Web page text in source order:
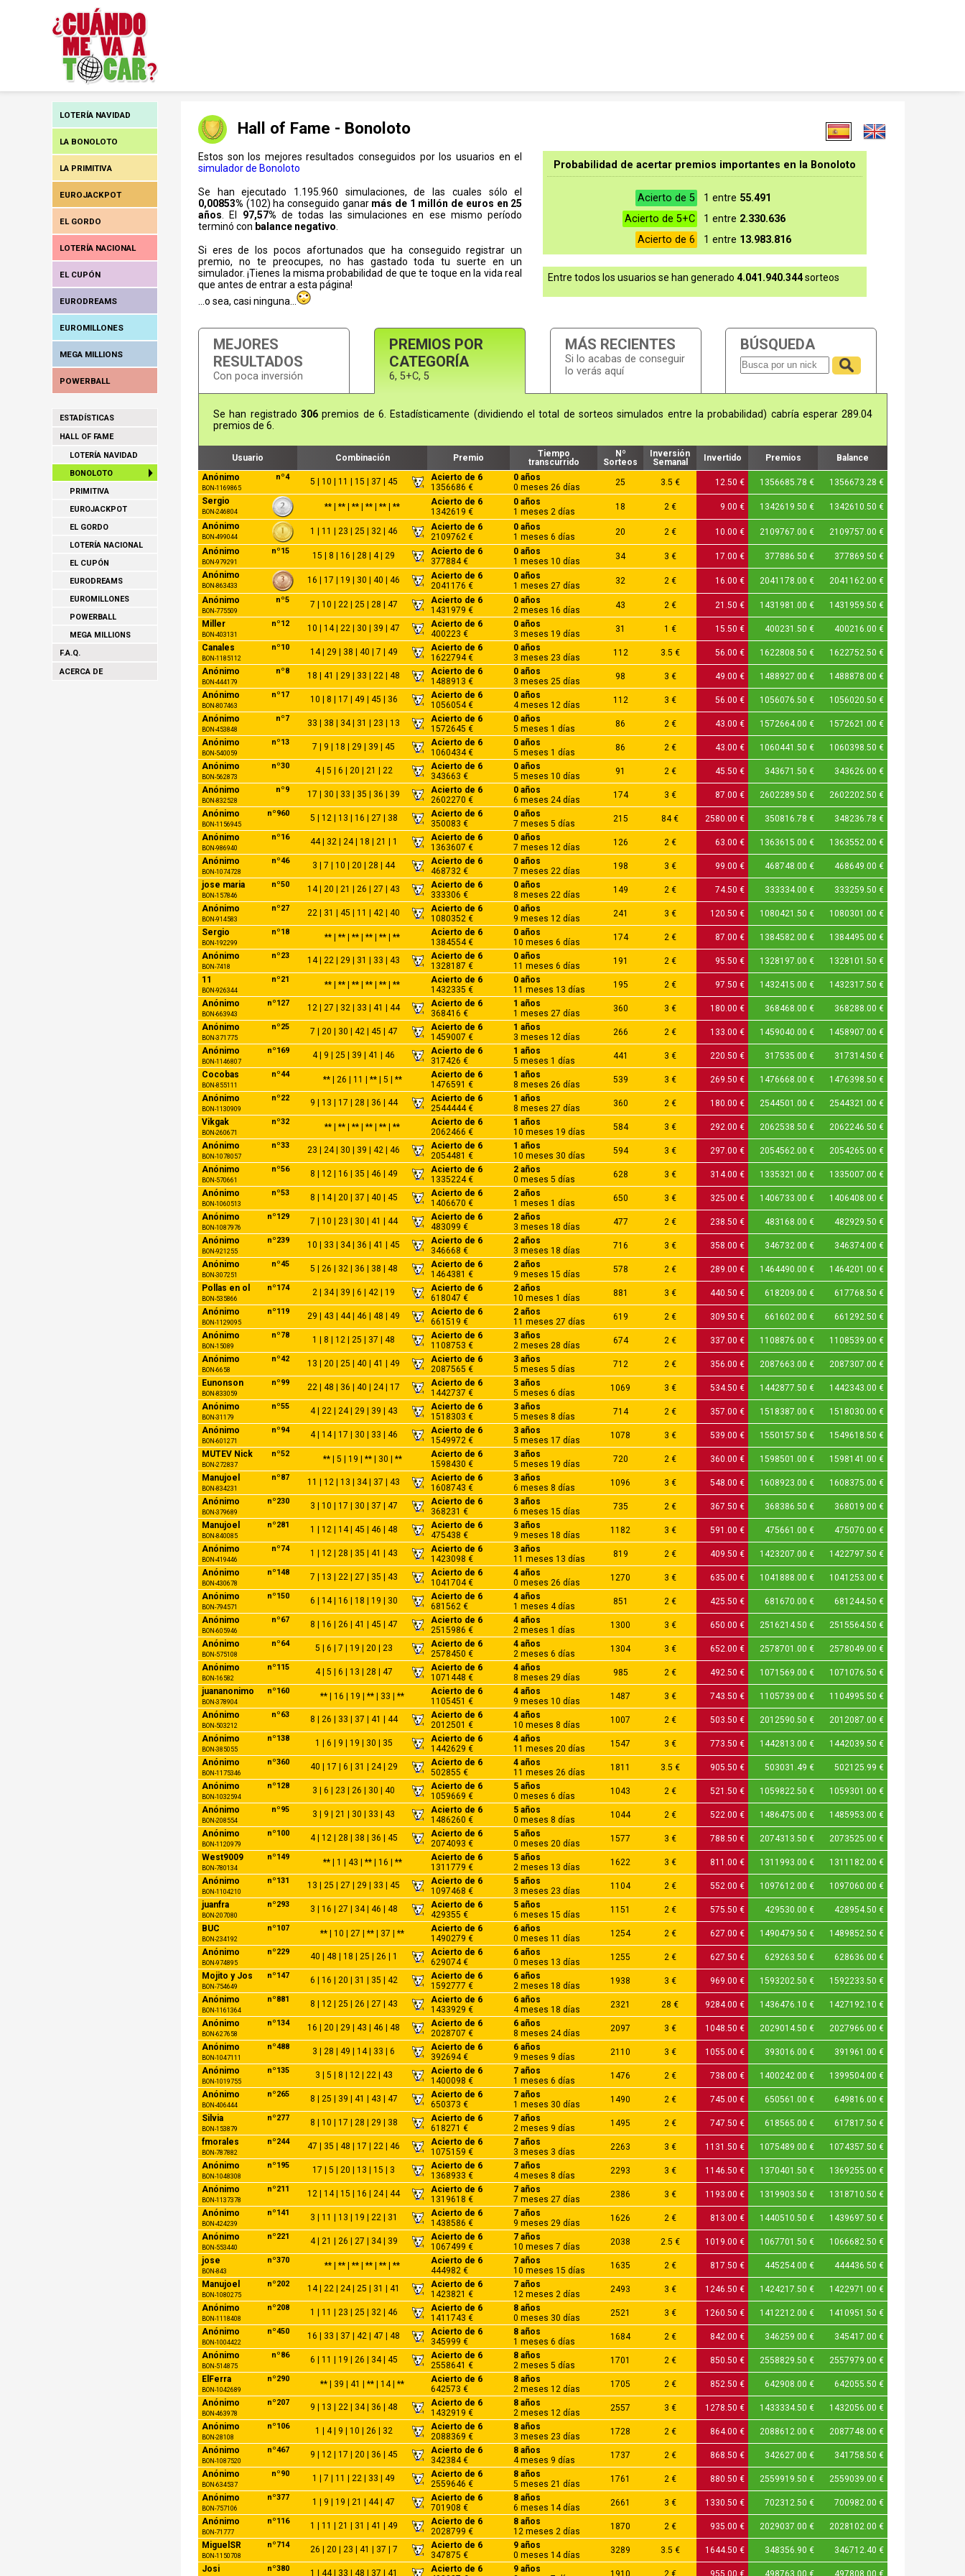
LOTERÍA NAVIDAD
LA BONOLOTO
LA PRIMITIVA
EUROJACKPOT
EL GORDO
LOTERÍA NACIONAL
EL CUPÓN
EURODREAMS
EUROMILLONES
MEGA MILLIONS
POWERBALL
ESTADÍSTICAS
HALL OF FAME
LOTERÍA NAVIDAD
BONOLOTO
PRIMITIVA
EUROJACKPOT
EL GORDO
LOTERÍA NACIONAL
EL CUPÓN
EURODREAMS
EUROMILLONES
POWERBALL
MEGA MILLIONS
F.A.Q.
ACERCA DE
Hall of Fame - Bonoloto
Estos son los mejores resultados conseguidos por los usuarios en el
simulador de Bonoloto
Se han ejecutado 1.195.960 simulaciones, de las cuales sólo el
0,00853% (102) ha conseguido ganar más de 1 millón de euros en 25
años . El 97,57% de todas las simulaciones en ese mismo período
terminó con balance negativo
Si eres de los pocos afortunados que ha conseguido registrar un
premio, no te preocupes, no has gastado toda tu suerte en un
simulador. ¡Tienes la misma probabilidad de que te toque en la vida real
que antes de entrar a esta página!
...o sea, casi ninguna...
Probabilidad de acertar premios importantes en la Bonoloto
Acierto de 5 1 entre 55.491
Acierto de 5+C
1 entre 2.330.636
Acierto de 6
1 entre 13.983.816
Entre todos los usuarios se han generado 4.041.940.344sorteos
MEJORES
RESULTADOS
Con poca inversión
PREMIOS POR
CATEGORÍA
6, 5+C, 5
MÁS RECIENTES
Si lo acabas de conseguir
lo verás aquí
BÚSQUEDA
Se han registrado306 premios de 6. Estadísticamente (dividiendo el total de sorteos simulados entre la probabilidad) cabría esperar 289.04
premios de 6.
Usuario Combinación Premio
Tiempo
transcurrido
Nº
Sorteos
Inversión
Semanal
Invertido Premios Balance
nº4
Anónimo
BON-1169865
5 | 10 | 11 | 15 | 37 | 45
Acierto de 6
1356686 €
0 años
0 meses 26 días
25 3.5 € 12.50 € 1356685.78 €
1356673.28 €
Sergio
BON-246804 ** | ** | ** | ** | ** | **
Acierto de 6
1342619 €
0 años
1 meses 2 días
18 2 € 9.00 € 1342619.50 €
1342610.50 €
Anónimo
BON-499044
1 | 11 | 23 | 25 | 32 | 46
Acierto de 6
2109762 €
0 años
1 meses 6 días
20 2 € 10.00 € 2109767.00 € 2109757.00 €
nº15
Anónimo
BON-979291
15 | 8 | 16 | 28 | 4 | 29
Acierto de 6
377884 €
0 años
1 meses 10 días
34 3 € 17.00 € 377886.50 €
377869.50 €
Anónimo
BON-863433
16 | 17 | 19 | 30 | 40 | 46
Acierto de 6
2041176 €
0 años
1 meses 27 días
32 2 € 16.00 € 2041178.00 € 2041162.00 €
nº5
Anónimo
BON-775509
7 | 10 | 22 | 25 | 28 | 47
Acierto de 6
1431979 €
0 años
2 meses 16 días
43 2 € 21.50 € 1431981.00 € 1431959.50 €
nº12
Miller
BON-403131
10 | 14 | 22 | 30 | 39 | 47
Acierto de 6
400223 €
0 años
3 meses 19 días
31 1 € 15.50 € 400231.50 € 400216.00 €
nº10
Canales
BON-1185112
14 | 29 | 38 | 40 | 7 | 49
Acierto de 6
1622794 €
0 años
3 meses 23 días
112 3.5 € 56.00 € 1622808.50 € 1622752.50 €
nº8
Anónimo
BON-444179
18 | 41 | 29 | 33 | 22 | 48
Acierto de 6
1488913 €
0 años
3 meses 25 días
98 3 € 49.00 € 1488927.00 € 1488878.00 €
nº17
Anónimo
BON-807463
10 | 8 | 17 | 49 | 45 | 36
Acierto de 6
1056054 €
0 años
4 meses 12 días
112 3 € 56.00 € 1056076.50 € 1056020.50 €
nº7
Anónimo
BON-453848
33 | 38 | 34 | 31 | 23 | 13
Acierto de 6
1572645 €
0 años
5 meses 1 días
86 2 € 43.00 € 1572664.00 € 1572621.00 €
nº13
Anónimo
BON-540059
7 | 9 | 18 | 29 | 39 | 45
Acierto de 6
1060434 €
0 años
5 meses 1 días
86 2 € 43.00 € 1060441.50 € 1060398.50 €
nº30
Anónimo
BON-562873
4 | 5 | 6 | 20 | 21 | 22
Acierto de 6
343663 €
0 años
5 meses 10 días
91 2 € 45.50 € 343671.50 € 343626.00 €
nº9
Anónimo
BON-832528
17 | 30 | 33 | 35 | 36 | 39
Acierto de 6
2602270 €
0 años
6 meses 24 días
174 3 € 87.00 € 2602289.50 € 2602202.50 €
nº960
Anónimo
BON-1156945
5 | 12 | 13 | 16 | 27 | 38
Acierto de 6
350083 €
0 años
7 meses 5 días
215 84 € 2580.00 € 350816.78 € 348236.78 €
nº16
Anónimo
BON-986940
44 | 32 | 24 | 18 | 21 | 1
Acierto de 6
1363607 €
0 años
7 meses 12 días
126 2 € 63.00 € 1363615.00 € 1363552.00 €
nº46
Anónimo
BON-1074728
3 | 7 | 10 | 20 | 28 | 44
Acierto de 6
468732 €
0 años
7 meses 22 días
198 3 € 99.00 € 468748.00 € 468649.00 €
nº50
jose maria
BON-157846
14 | 20 | 21 | 26 | 27 | 43
Acierto de 6
333306 €
0 años
8 meses 22 días
149 2 € 74.50 € 333334.00 € 333259.50 €
nº27
Anónimo
BON-914583
22 | 31 | 45 | 11 | 42 | 40
Acierto de 6
1080352 €
0 años
9 meses 12 días
241 3 € 120.50 € 1080421.50 € 1080301.00 €
nº18
Sergio
BON-192299
** | ** | ** | ** | ** | **
Acierto de 6
1384554 €
0 años
10 meses 6 días
174 2 € 87.00 € 1384582.00 € 1384495.00 €
nº23
Anónimo
BON-7418
14 | 22 | 29 | 31 | 33 | 43
Acierto de 6
1328187 €
0 años
11 meses 6 días
191 2 € 95.50 € 1328197.00 € 1328101.50 €
nº21
11
BON-926344
** | ** | ** | ** | ** | **
Acierto de 6
1432335 €
0 años
11 meses 13 días
195 2 € 97.50 € 1432415.00 € 1432317.50 €
nº127
Anónimo
BON-663943
12 | 27 | 32 | 33 | 41 | 44
Acierto de 6
368416 €
1 años
1 meses 27 días
360 3 € 180.00 € 368468.00 € 368288.00 €
nº25
Anónimo
BON-371775
7 | 20 | 30 | 42 | 45 | 47
Acierto de 6
1459007 €
1 años
3 meses 12 días
266 2 € 133.00 € 1459040.00 € 1458907.00 €
nº169
Anónimo
BON-1146807
4 | 9 | 25 | 39 | 41 | 46
Acierto de 6
317426 €
1 años
5 meses 1 días
441 3 € 220.50 € 317535.00 € 317314.50 €
nº44
Cocobas
BON-855111
** | 26 | 11 | ** | 5 | **
Acierto de 6
1476591 €
1 años
8 meses 26 días
539 3 € 269.50 € 1476668.00 € 1476398.50 €
nº22
Anónimo
BON-1130909
9 | 13 | 17 | 28 | 36 | 44
Acierto de 6
2544444 €
1 años
8 meses 27 días
360 2 € 180.00 € 2544501.00 € 2544321.00 €
nº32
Vikgak
BON-260671
** | ** | ** | ** | ** | **
Acierto de 6
2062466 €
1 años
10 meses 19 días
584 3 € 292.00 € 2062538.50 € 2062246.50 €
nº33
Anónimo
BON-1078057
23 | 24 | 30 | 39 | 42 | 46
Acierto de 6
2054481 €
1 años
10 meses 30 días
594 3 € 297.00 € 2054562.00 € 2054265.00 €
nº56
Anónimo
BON-570661
8 | 12 | 16 | 35 | 46 | 49
Acierto de 6
1335224 €
2 años
0 meses 5 días
628 3 € 314.00 € 1335321.00 € 1335007.00 €
nº53
Anónimo
BON-1060513
8 | 14 | 20 | 37 | 40 | 45
Acierto de 6
1406670 €
2 años
1 meses 1 días
650 3 € 325.00 € 1406733.00 € 1406408.00 €
nº129
Anónimo
BON-1087976
7 | 10 | 23 | 30 | 41 | 44
Acierto de 6
483099 €
2 años
3 meses 18 días
477 2 € 238.50 € 483168.00 € 482929.50 €
nº239
Anónimo
BON-921255
10 | 33 | 34 | 36 | 41 | 45
Acierto de 6
346668 €
2 años
3 meses 18 días
716 3 € 358.00 € 346732.00 € 346374.00 €
nº45
Anónimo
BON-307251
5 | 26 | 32 | 36 | 38 | 48
Acierto de 6
1464381 €
2 años
9 meses 15 días
578 2 € 289.00 € 1464490.00 € 1464201.00 €
nº174
Pollas en ol
BON-535866
2 | 34 | 39 | 6 | 42 | 19
Acierto de 6
618047 €
2 años
10 meses 1 días
881 3 € 440.50 € 618209.00 € 617768.50 €
nº119
Anónimo
BON-1129095
29 | 43 | 44 | 46 | 48 | 49
Acierto de 6
661519 €
2 años
11 meses 27 días
619 2 € 309.50 € 661602.00 € 661292.50 €
nº78
Anónimo
BON-15089
1 | 8 | 12 | 25 | 37 | 48
Acierto de 6
1108753 €
3 años
2 meses 28 días
674 2 € 337.00 € 1108876.00 € 1108539.00 €
nº42
Anónimo
BON-6658
13 | 20 | 25 | 40 | 41 | 49
Acierto de 6
2087565 €
3 años
5 meses 5 días
712 2 € 356.00 € 2087663.00 € 2087307.00 €
nº99
Eunonson
BON-833059
22 | 48 | 36 | 40 | 24 | 17
Acierto de 6
1442737 €
3 años
5 meses 6 días
1069 3 € 534.50 € 1442877.50 € 1442343.00 €
nº55
Anónimo
BON-31179
4 | 22 | 24 | 29 | 39 | 43
Acierto de 6
1518303 €
3 años
5 meses 8 días
714 2 € 357.00 € 1518387.00 € 1518030.00 €
nº94
Anónimo
BON-601271
4 | 14 | 17 | 30 | 33 | 46
Acierto de 6
1549972 €
3 años
5 meses 17 días
1078 3 € 539.00 € 1550157.50 € 1549618.50 €
nº52
MUTEV Nick
BON-272837
** | 5 | 19 | ** | 30 | **
Acierto de 6
1598430 €
3 años
5 meses 19 días
720 2 € 360.00 € 1598501.00 € 1598141.00 €
nº87
Manujoel
BON-834231
11 | 12 | 13 | 34 | 37 | 43
Acierto de 6
1608743 €
3 años
6 meses 8 días
1096 3 € 548.00 € 1608923.00 € 1608375.00 €
nº230
Anónimo
BON-379689
3 | 10 | 17 | 30 | 37 | 47
Acierto de 6
368231 €
3 años
6 meses 15 días
735 2 € 367.50 € 368386.50 € 368019.00 €
nº281
Manujoel
BON-840085
1 | 12 | 14 | 45 | 46 | 48
Acierto de 6
475438 €
3 años
9 meses 18 días
1182 3 € 591.00 € 475661.00 € 475070.00 €
nº74
Anónimo
BON-419446
1 | 12 | 28 | 35 | 41 | 43
Acierto de 6
1423098 €
3 años
11 meses 13 días
819 2 € 409.50 € 1423207.00 € 1422797.50 €
nº148
Anónimo
BON-430678
7 | 13 | 22 | 27 | 35 | 43
Acierto de 6
1041704 €
4 años
0 meses 26 días
1270 3 € 635.00 € 1041888.00 € 1041253.00 €
nº150
Anónimo
BON-794571
6 | 14 | 16 | 18 | 19 | 30
Acierto de 6
681562 €
4 años
1 meses 4 días
851 2 € 425.50 € 681670.00 € 681244.50 €
nº67
Anónimo
BON-605946
8 | 16 | 26 | 41 | 45 | 47
Acierto de 6
2515986 €
4 años
2 meses 1 días
1300 3 € 650.00 € 2516214.50 € 2515564.50 €
nº64
Anónimo
BON-575108
5 | 6 | 7 | 19 | 20 | 23
Acierto de 6
2578450 €
4 años
2 meses 6 días
1304 3 € 652.00 € 2578701.00 € 2578049.00 €
nº115
Anónimo
BON-16582
4 | 5 | 6 | 13 | 28 | 47
Acierto de 6
1071448 €
4 años
8 meses 29 días
985 2 € 492.50 € 1071569.00 € 1071076.50 €
nº160
juananonimo
BON-378904
** | 16 | 19 | ** | 33 | **
Acierto de 6
1105451 €
4 años
9 meses 10 días
1487 3 € 743.50 € 1105739.00 € 1104995.50 €
nº63
Anónimo
BON-503212
8 | 26 | 33 | 37 | 41 | 44
Acierto de 6
2012501 €
4 años
10 meses 8 días
1007 2 € 503.50 € 2012590.50 € 2012087.00 €
nº138
Anónimo
BON-385055
1 | 6 | 9 | 19 | 30 | 35
Acierto de 6
1442629 €
4 años
11 meses 20 días
1547 3 € 773.50 € 1442813.00 € 1442039.50 €
nº360
Anónimo
BON-1175346
40 | 17 | 6 | 31 | 24 | 29
Acierto de 6
502855 €
4 años
11 meses 26 días
1811 3.5 € 905.50 € 503031.49 € 502125.99 €
nº128
Anónimo
BON-1032594
3 | 6 | 23 | 26 | 30 | 40
Acierto de 6
1059669 €
5 años
0 meses 6 días
1043 2 € 521.50 € 1059822.50 € 1059301.00 €
nº95
Anónimo
BON-208554
3 | 9 | 21 | 30 | 33 | 43
Acierto de 6
1486260 €
5 años
0 meses 8 días
1044 2 € 522.00 € 1486475.00 € 1485953.00 €
nº100
Anónimo
BON-1120979
4 | 12 | 28 | 38 | 36 | 45
Acierto de 6
2074093 €
5 años
0 meses 20 días
1577 3 € 788.50 € 2074313.50 € 2073525.00 €
nº149
West9009
BON-780134
** | 1 | 43 | ** | 16 | **
Acierto de 6
1311779 €
5 años
2 meses 13 días
1622 3 € 811.00 € 1311993.00 € 1311182.00 €
nº131
Anónimo
BON-1104210
13 | 25 | 27 | 29 | 33 | 45
Acierto de 6
1097468 €
5 años
3 meses 23 días
1104 2 € 552.00 € 1097612.00 € 1097060.00 €
nº293
juanfra
BON-207080
3 | 16 | 27 | 34 | 46 | 48
Acierto de 6
429355 €
5 años
6 meses 15 días
1151 2 € 575.50 € 429530.00 € 428954.50 €
nº107
BUC
BON-234192
** | 10 | 27 | ** | 37 | **
Acierto de 6
1490279 €
6 años
0 meses 11 días
1254 2 € 627.00 € 1490479.50 € 1489852.50 €
nº229
Anónimo
BON-974895
40 | 48 | 18 | 25 | 26 | 1
Acierto de 6
629074 €
6 años
0 meses 13 días
1255 2 € 627.50 € 629263.50 € 628636.00 €
nº147
Mojito y Jos
BON-754649
6 | 16 | 20 | 31 | 35 | 42
Acierto de 6
1592777 €
6 años
2 meses 18 días
1938 3 € 969.00 € 1593202.50 € 1592233.50 €
nº881
Anónimo
BON-1161364
8 | 12 | 25 | 26 | 27 | 43
Acierto de 6
1433929 €
6 años
4 meses 18 días
2321 28 € 9284.00 € 1436476.10 € 1427192.10 €
nº134
Anónimo
BON-627658
16 | 20 | 29 | 43 | 46 | 48
Acierto de 6
2028707 €
6 años
8 meses 24 días
2097 3 € 1048.50 € 2029014.50 € 2027966.00 €
nº488
Anónimo
BON-1047111
3 | 28 | 49 | 14 | 33 | 6
Acierto de 6
392694 €
6 años
9 meses 9 días
2110 3 € 1055.00 € 393016.00 € 391961.00 €
nº135
Anónimo
BON-1019755
3 | 5 | 8 | 12 | 22 | 43
Acierto de 6
1400098 €
7 años
1 meses 6 días
1476 2 € 738.00 € 1400242.00 € 1399504.00 €
nº265
Anónimo
BON-406444
8 | 25 | 39 | 41 | 43 | 47
Acierto de 6
650373 €
7 años
1 meses 30 días
1490 2 € 745.00 € 650561.00 € 649816.00 €
nº277
Silvia
BON-153879
8 | 10 | 17 | 28 | 29 | 38
Acierto de 6
618271 €
7 años
2 meses 9 días
1495 2 € 747.50 € 618565.00 € 617817.50 €
nº244
fmorales
BON-787882
47 | 35 | 48 | 17 | 22 | 46
Acierto de 6
1075159 €
7 años
3 meses 3 días
2263 3 € 1131.50 € 1075489.00 € 1074357.50 €
nº195
Anónimo
BON-1048308
17 | 5 | 20 | 13 | 15 | 3
Acierto de 6
1368933 €
7 años
4 meses 8 días
2293 3 € 1146.50 € 1370401.50 € 1369255.00 €
nº211
Anónimo
BON-1137378
12 | 14 | 15 | 16 | 24 | 44
Acierto de 6
1319618 €
7 años
7 meses 27 días
2386 3 € 1193.00 € 1319903.50 € 1318710.50 €
nº141
Anónimo
BON-424239
3 | 11 | 13 | 19 | 22 | 31
Acierto de 6
1438586 €
7 años
9 meses 29 días
1626 2 € 813.00 € 1440510.50 € 1439697.50 €
nº221
Anónimo
BON-553440
4 | 21 | 26 | 27 | 34 | 39
Acierto de 6
1067499 €
7 años
10 meses 7 días
2038 2.5 € 1019.00 € 1067701.50 € 1066682.50 €
nº370
jose
BON-843
** | ** | ** | ** | ** | **
Acierto de 6
444982 €
7 años
10 meses 15 días
1635 2 € 817.50 € 445254.00 € 444436.50 €
nº202
Manujoel
BON-1080275
14 | 22 | 24 | 25 | 31 | 41
Acierto de 6
1423821 €
7 años
12 meses 2 días
2493 3 € 1246.50 € 1424217.50 € 1422971.00 €
nº208
Anónimo
BON-1118408
1 | 11 | 23 | 25 | 32 | 46
Acierto de 6
1411743 €
8 años
0 meses 30 días
2521 3 € 1260.50 € 1412212.00 € 1410951.50 €
nº450
Anónimo
BON-1004422
16 | 33 | 37 | 42 | 47 | 48
Acierto de 6
345999 €
8 años
1 meses 6 días
1684 2 € 842.00 € 346259.00 € 345417.00 €
nº86
Anónimo
BON-514875
6 | 11 | 19 | 26 | 34 | 45
Acierto de 6
2558641 €
8 años
2 meses 5 días
1701 2 € 850.50 € 2558829.50 € 2557979.00 €
nº290
ElFerra
BON-1042689
** | 39 | 41 | ** | 14 | **
Acierto de 6
642573 €
8 años
2 meses 12 días
1705 2 € 852.50 € 642908.00 € 642055.50 €
nº207
Anónimo
BON-463978
9 | 13 | 22 | 34 | 36 | 48
Acierto de 6
1432919 €
8 años
2 meses 12 días
2557 3 € 1278.50 € 1433334.50 € 1432056.00 €
nº106
Anónimo
BON-28108
1 | 4 | 9 | 10 | 26 | 32
Acierto de 6
2088369 €
8 años
3 meses 23 días
1728 2 € 864.00 € 2088612.00 € 2087748.00 €
nº467
Anónimo
BON-1087520
9 | 12 | 17 | 20 | 36 | 45
Acierto de 6
342384 €
8 años
4 meses 9 días
1737 2 € 868.50 € 342627.00 € 341758.50 €
nº90
Anónimo
BON-634537
1 | 7 | 11 | 22 | 33 | 49
Acierto de 6
2559646 €
8 años
5 meses 21 días
1761 2 € 880.50 € 2559919.50 € 2559039.00 €
nº377
Anónimo
BON-757106
1 | 9 | 19 | 21 | 44 | 47
Acierto de 6
701908 €
8 años
6 meses 14 días
2661 3 € 1330.50 € 702312.50 € 700982.00 €
nº116
Anónimo
BON-71777
1 | 11 | 21 | 31 | 41 | 49
Acierto de 6
2028799 €
8 años
12 meses 2 días
1870 2 € 935.00 € 2029037.00 € 2028102.00 €
nº714
MiguelSR
BON-1150708
26 | 20 | 23 | 41 | 37 | 7
Acierto de 6
347875 €
9 años
0 meses 14 días
3289 3.5 € 1644.50 € 348356.90 € 346712.40 €
nº380
Josi 1 | 44 | 33 | 48 | 37 | 41
Acierto de 6
9 años
1910 2 € 955.00 € 498763.00 € 497808.00 €